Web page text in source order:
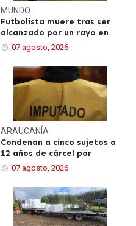
MUNDO
Futbolista muere tras ser
alcanzado por un rayo en
07 agosto, 2026
ARAUCANÍA
Condenan a cinco sujetos a
12 años de cárcel por
07 agosto, 2026